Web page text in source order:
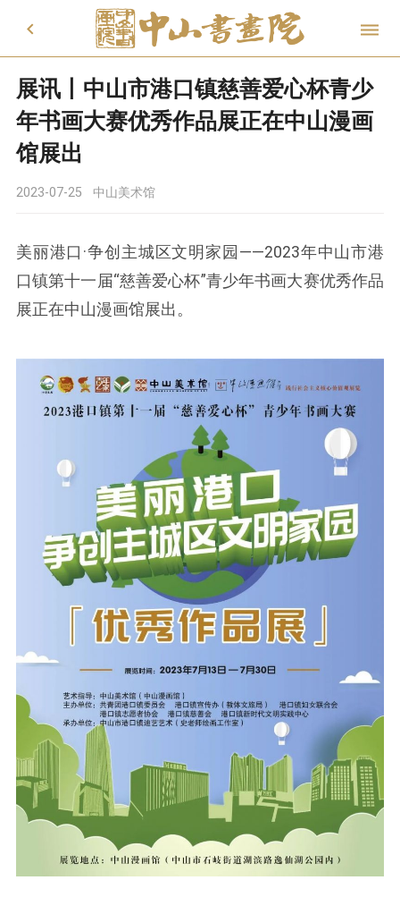
 
展讯丨中山市港口镇慈善爱心杯青少
年书画大赛优秀作品展正在中山漫画
馆展出
2023-07-25 中山美术馆
美丽港口·争创主城区文明家园——2023年中山市港
口镇第十一届“慈善爱心杯”青少年书画大赛优秀作品
展正在中山漫画馆展出。